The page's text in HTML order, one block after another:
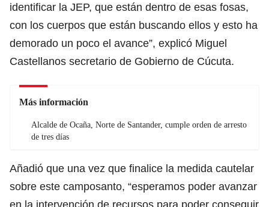
identificar la JEP, que están dentro de esas fosas,
con los cuerpos que están buscando ellos y esto ha
demorado un poco el avance”, explicó Miguel
Castellanos secretario de Gobierno de Cúcuta.
Más información
Alcalde de Ocaña, Norte de Santander, cumple orden de arresto
de tres días
Añadió que una vez que finalice la medida cautelar
sobre este camposanto, “esperamos poder avanzar
en la intervención de recursos para poder conseguir